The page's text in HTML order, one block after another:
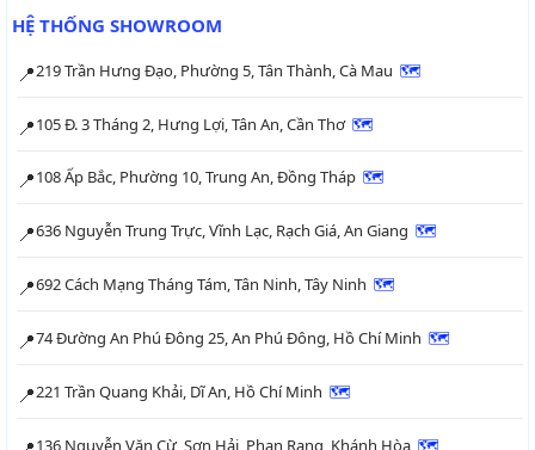
HỆ THỐNG SHOWROOM
📍219 Trần Hưng Đạo, Phường 5, Tân Thành, Cà Mau 🗺
📍105 Đ. 3 Tháng 2, Hưng Lợi, Tân An, Cần Thơ 🗺
📍108 Ấp Bắc, Phường 10, Trung An, Đồng Tháp 🗺
📍636 Nguyễn Trung Trực, Vĩnh Lạc, Rạch Giá, An Giang 🗺
📍692 Cách Mạng Tháng Tám, Tân Ninh, Tây Ninh 🗺
📍74 Đường An Phú Đông 25, An Phú Đông, Hồ Chí Minh 🗺
📍221 Trần Quang Khải, Dĩ An, Hồ Chí Minh 🗺
136 Nguyễn Văn Cừ, Sơn Hải, Phan Rang, Khánh Hòa 🗺